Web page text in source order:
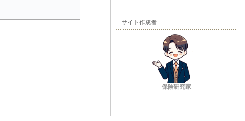
サイト作成者
保険研究家